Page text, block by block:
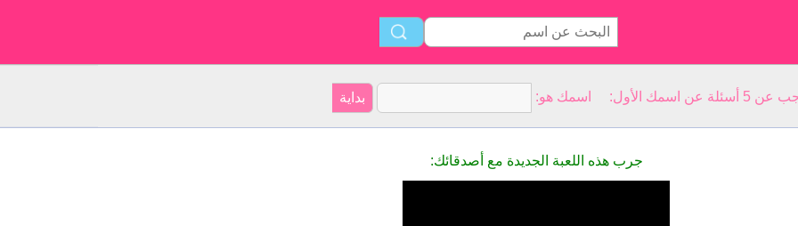
الأول: اسمك هو:
جرب هذه اللعبة الجديدة مع أصدقائك: